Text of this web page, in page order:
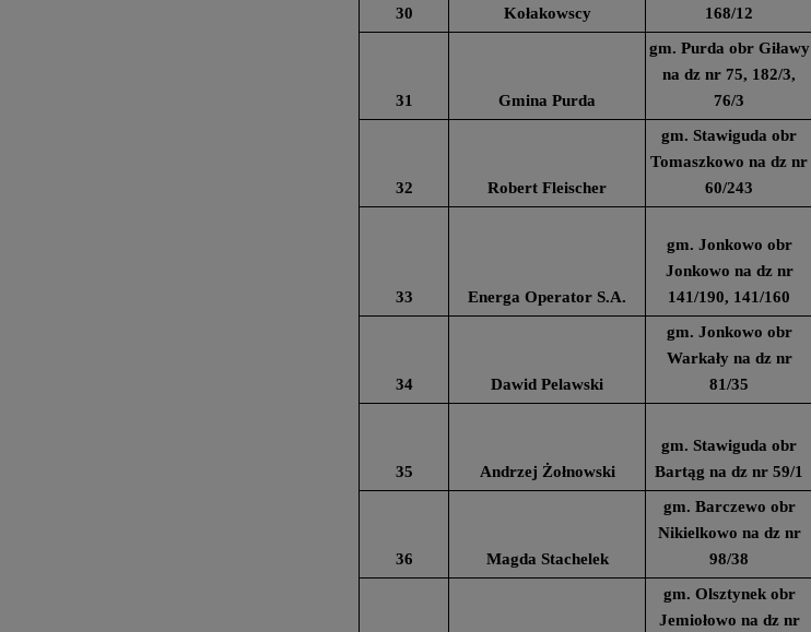
30
Kołakowscy
168/12
31 Gmina Purda
gm. Purda obr Giławy
na dz nr 75, 182/3,
76/3
32 Robert Fleischer
gm. Stawiguda obr
Tomaszkowo na dz nr
60/243
33 Energa Operator S.A.
gm. Jonkowo obr
Jonkowo na dz nr
141/190, 141/160
34 Dawid Pelawski
gm. Jonkowo obr
Warkały na dz nr
81/35
35 Andrzej Żołnowski
gm. Stawiguda obr
Bartąg na dz nr 59/1
36 Magda Stachelek
gm. Barczewo obr
Nikielkowo na dz nr
98/38
gm. Olsztynek obr
Jemiołowo na dz nr